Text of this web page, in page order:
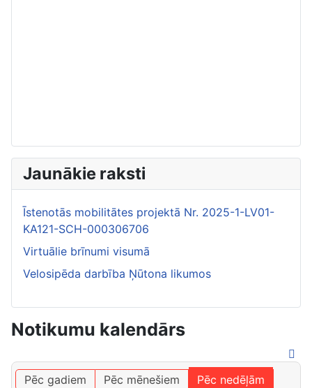
Jaunākie raksti
Īstenotās mobilitātes projektā Nr. 2025-1-LV01-
KA121-SCH-000306706
Virtuālie brīnumi visumā
Velosipēda darbība Ņūtona likumos
Notikumu kalendārs
Pēc gadiem Pēc mēnešiem
Pēc nedēļām